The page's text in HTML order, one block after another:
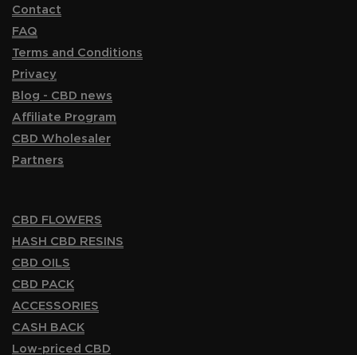
Contact
FAQ
Terms and Conditions
Privacy
Blog - CBD news
Affiliate Program
CBD Wholesaler
Partners
CBD FLOWERS
HASH CBD RESINS
CBD OILS
CBD PACK
ACCESSORIES
CASH BACK
Low-priced CBD